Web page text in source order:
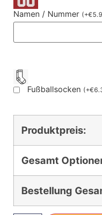
Namen / Nummer (+€
Fußballsocken (+€
Produktpreis:
Gesamt
Bestellung